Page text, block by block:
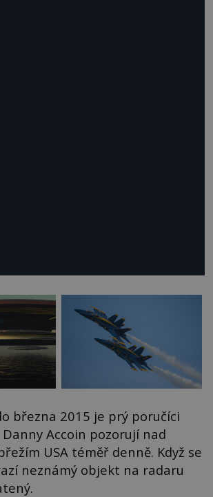
března 2015 je prý poručíci
Danny Accoin pozorují nad
USA téměř denně. Když se
neznámý objekt na radaru